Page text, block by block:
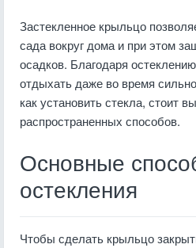
Застекленное крыльцо
сада вокруг дома и при этом
осадков. Благодаря
отдыхать даже во время
как установить стекла, стоит
распространенных способов.
Основные
остекления
Чтобы сделать крыльцо